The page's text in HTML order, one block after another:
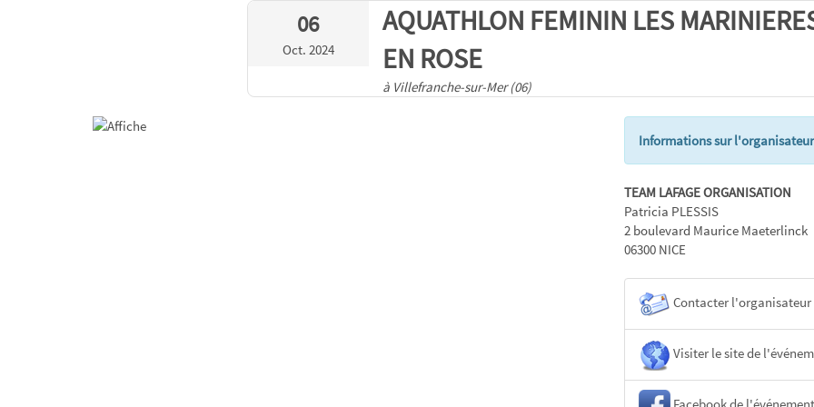
06
Oct. 2024
AQUATHLON FEMININ LES
EN ROSE
à Villefranche-sur-Mer (06)
Informations sur l'organisateur
TEAM LAFAGE ORGANISATION
Patricia PLESSIS
2 boulevard Maurice Maeterlinck
06300 NICE
Contacter l'organisateur
Visiter le site de